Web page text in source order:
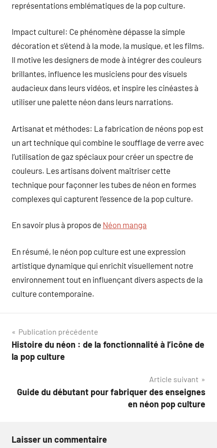
représentations emblématiques de la pop culture.
Impact culturel: Ce phénomène dépasse la simple
décoration et s’étend à la mode, la musique, et les films.
Il motive les designers de mode à intégrer des couleurs
brillantes, influence les musiciens pour des visuels
audacieux dans leurs vidéos, et inspire les cinéastes à
utiliser une palette néon dans leurs narrations.
Artisanat et méthodes: La fabrication de néons pop est
un art technique qui combine le soufflage de verre avec
l’utilisation de gaz spéciaux pour créer un spectre de
couleurs. Les artisans doivent maîtriser cette
technique pour façonner les tubes de néon en formes
complexes qui capturent l’essence de la pop culture.
En savoir plus à propos de Néon manga
En résumé, le néon pop culture est une expression
artistique dynamique qui enrichit visuellement notre
environnement tout en influençant divers aspects de la
culture contemporaine.
Navigation
de
Publication précédente
Histoire du néon : de la fonctionnalité à l’icône de
la pop culture
Article suivant
Guide du débutant pour fabriquer des enseignes
en néon pop culture
Laisser un commentaire